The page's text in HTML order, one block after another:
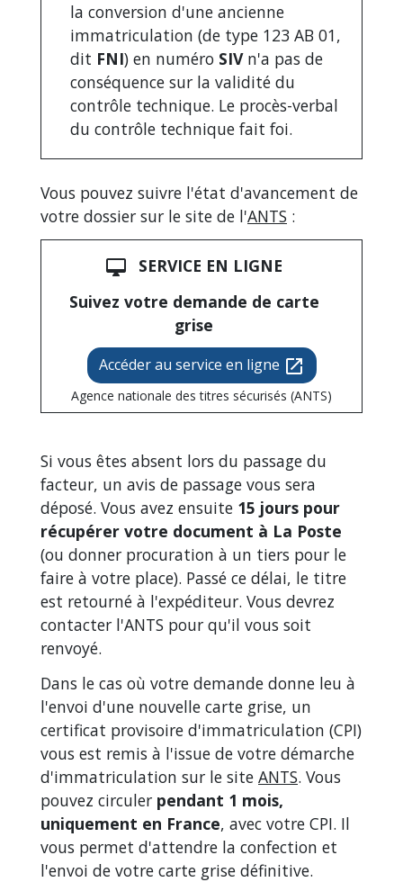
la conversion d'une ancienne
immatriculation (de type 123 AB 01,
dit FNI) en numéro SIVn'a pas de
conséquence sur la validité du
contrôle technique. Le procès-verbal
du contrôle technique fait foi.
Vous pouvez suivre l'état d'avancement de
votre dossier sur le site de l'ANTS :
desktop_mac
SERVICE EN LIGNE
Suivez votre demande de carte
grise
Accéder au service en ligne open_in_new
Agence nationale des titres sécurisés (ANTS)
Si vous êtes absent lors du passage du
facteur, un avis de passage vous sera
déposé. Vous avez ensuite 15 jours pour
récupérer votre document à La Poste
(ou donner procuration à un tiers pour le
faire à votre place). Passé ce délai, le titre
est retourné à l'expéditeur. Vous devrez
contacter l'ANTS pour qu'il vous soit
renvoyé.
Dans le cas où votre demande donne leu à
l'envoi d'une nouvelle carte grise, un
certificat provisoire d'immatriculation (CPI)
vous est remis à l'issue de votre démarche
d'immatriculation sur le site ANTS. Vous
pouvez circuler pendant 1 mois,
uniquement en France, avec votre CPI. Il
vous permet d'attendre la confection et
l'envoi de votre carte grise définitive.